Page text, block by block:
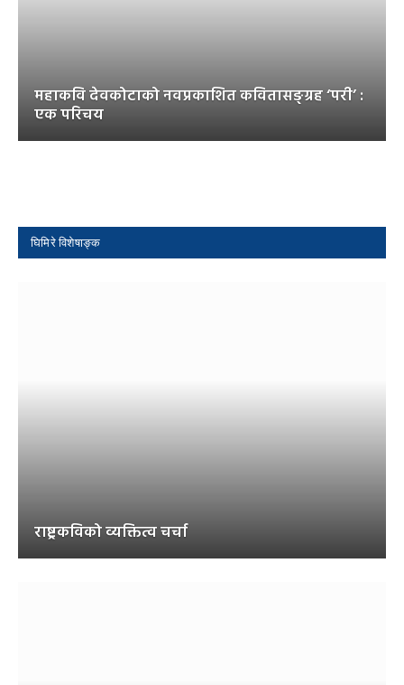
महाकवि देवकोटाको नवप्रकाशित कवितासङ्ग्रह ‘परी’ :
एक परिचय
घिमिरे विशेषाङ्क
राष्ट्रकविको व्यक्तित्व चर्चा